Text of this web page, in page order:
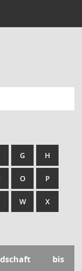
G H
O P
W X
bis